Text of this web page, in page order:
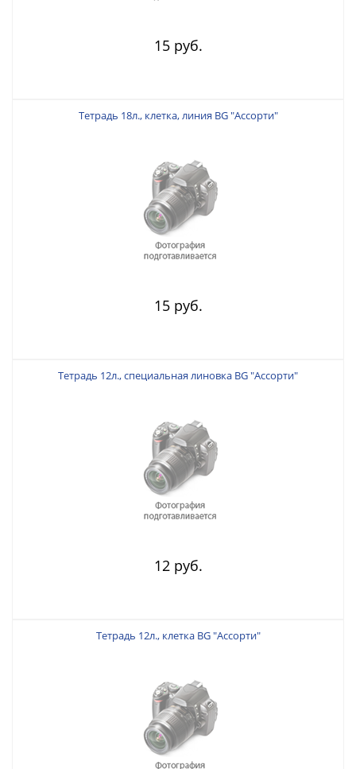
15 руб.
Тетрадь 18л., клетка, линия BG "Ассорти"
15 руб.
Тетрадь 12л., специальная линовка BG "Ассорти"
12 руб.
Тетрадь 12л., клетка BG "Ассорти"